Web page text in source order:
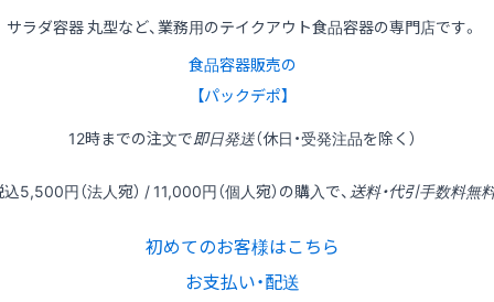
サラダ容器 丸型など、業務用のテイクアウト食品容器の専門店です。
食品容器販売の
【パックデポ】
12時までの注文で即日発送（休日・受発注品を除く）
込5,500円（法人宛） / 11,000円（個人宛）の購入で、 送料・代引手数料無
初めてのお客様はこちら
お支払い・配送